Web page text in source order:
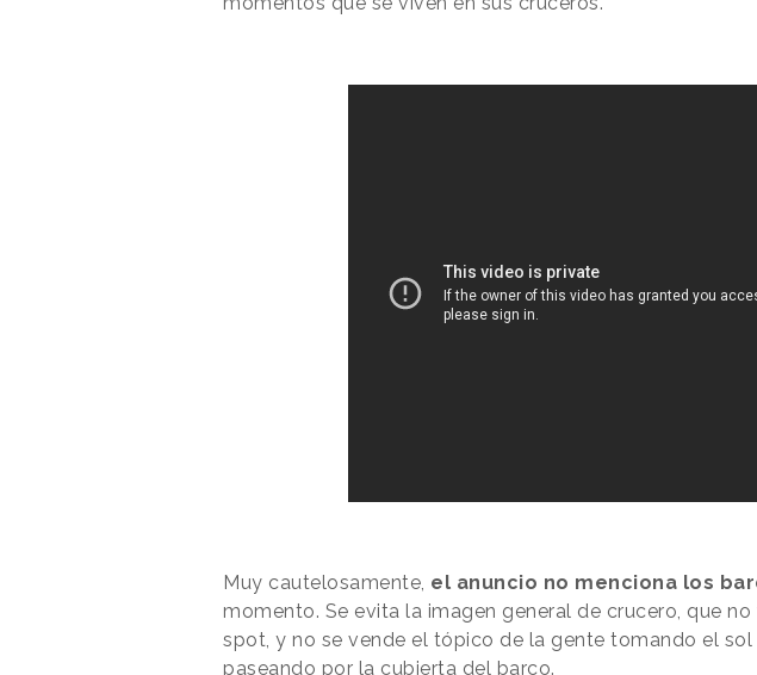
Muy cautelosamente, el anuncio no menciona los
momento. Se evita la imagen general de crucero, que
spot, y no se vende el tópico de la gente tomando el sol
paseando por la cubierta del barco.